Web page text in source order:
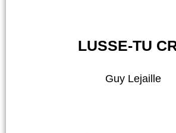
LUSSE-TU
Guy Lejaille